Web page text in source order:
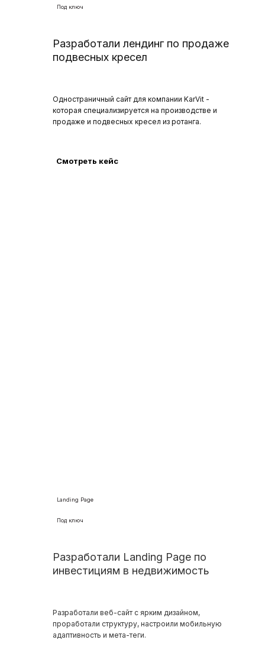
Под ключ
Разработали лендинг по продаже
подвесных кресел
Одностраничный сайт для компании KarVit -
которая специализируется на производстве и
продаже и подвесных кресел из ротанга.
Смотреть кейс
Landing Page
Под ключ
Разработали Landing Page по
инвестициям в недвижимость
Разработали веб-сайт с ярким дизайном,
проработали структуру, настроили мобильную
адаптивность и мета-теги.